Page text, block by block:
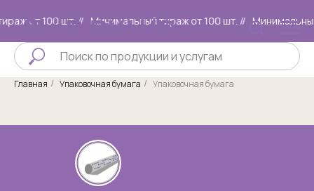
от 100 шт. // Минимальный тираж от 100 шт. // Минимальный
Главная / Упаковочная бумага / Упаковочная бумага